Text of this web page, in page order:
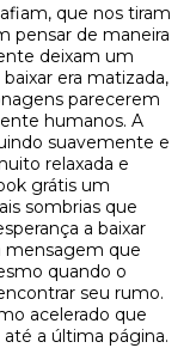
que nos tiram
pensar de maneira
deixam um
era matizada,
parecerem
humanos. A
suavemente e
relaxada e
grátis um
sombrias que
a baixar
mensagem que
quando o
seu rumo.
acelerado que
a última página.